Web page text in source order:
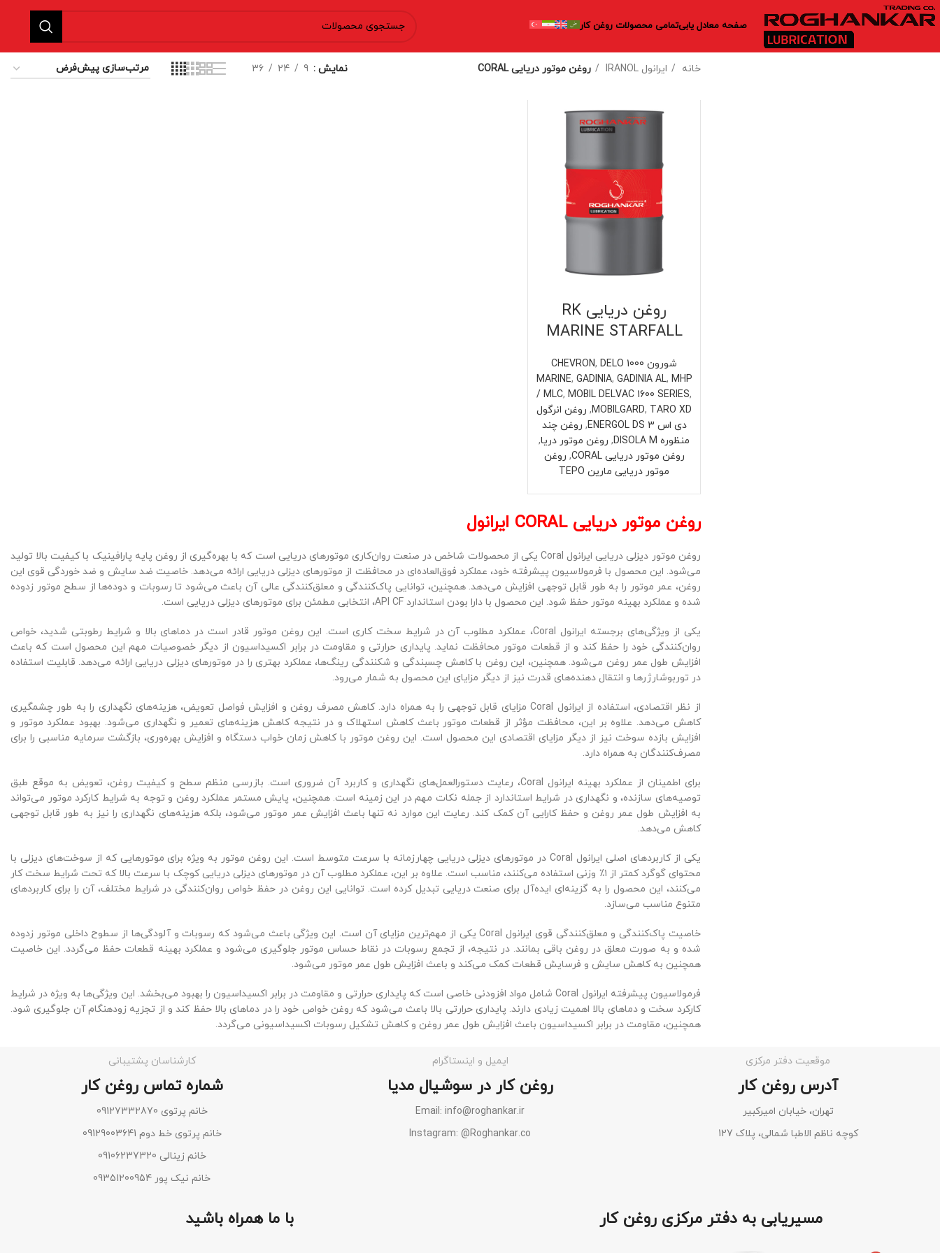
صفحه معادل یابیتمامی محصولات روغن کار
خانه ایرانول IRANOL روغن موتور دریایی CORAL نمایش 9
24
36
روغن دریایی RK
MARINE STARFALL
شورون CHEVRON ,DELO 1000
MARINE, GADINIA, GADINIA AL, MHP
/ MLC,MOBIL DELVAC 1600 SERIES,
MOBILGARD, TARO XD
, روغن انرگول
دی اس ENERGOL DS 3
, روغن چند
منظوره DISOLA M
, روغن موتور دریا,
روغن موتور دریایی CORAL
, روغن
موتور دریایی مارین TEPO
روغن موتور دریایی CORAL ایرانول
روغن موتور دیزلی دریایی ایرانول Coral یکی از محصولات شاخص در صنعت روان‌کاری موتورهای دریایی است که با بهره‌گیری از روغن پایه پارافینیک با کیفیت بالا تولید
می‌شود. این محصول با فرمولاسیون پیشرفته خود، عملکرد فوق‌العاده‌ای در محافظت از موتورهای دیزلی دریایی ارائه می‌دهد. خاصیت ضد سایش و ضد خوردگی قوی این
روغن، عمر موتور را به طور قابل توجهی افزایش می‌دهد. همچنین، توانایی پاک‌کنندگی و معلق‌کنندگی عالی آن باعث می‌شود تا رسوبات و دوده‌ها از سطح موتور زدوده
شده و عملکرد بهینه موتور حفظ شود. این محصول با دارا بودن استاندارد API CF، انتخابی مطمئن برای موتورهای دیزلی دریایی است.
یکی از ویژگی‌های برجسته ایرانول Coral، عملکرد مطلوب آن در شرایط سخت کاری است. این روغن موتور قادر است در دماهای بالا و شرایط رطوبتی شدید، خواص
روان‌کنندگی خود را حفظ کند و از قطعات موتور محافظت نماید. پایداری حرارتی و مقاومت در برابر اکسیداسیون از دیگر خصوصیات مهم این محصول است که باعث
افزایش طول عمر روغن می‌شود. همچنین، این روغن با کاهش چسبندگی و شکنندگی رینگ‌ها، عملکرد بهتری را در موتورهای دیزلی دریایی ارائه می‌دهد. قابلیت استفاده
در توربوشارژرها و انتقال دهنده‌های قدرت نیز از دیگر مزایای این محصول به شمار می‌رود.
از نظر اقتصادی، استفاده از ایرانول Coral مزایای قابل توجهی را به همراه دارد. کاهش مصرف روغن و افزایش فواصل تعویض، هزینه‌های نگهداری را به طور چشمگیری
کاهش می‌دهد. علاوه بر این، محافظت مؤثر از قطعات موتور باعث کاهش استهلاک و در نتیجه کاهش هزینه‌های تعمیر و نگهداری می‌شود. بهبود عملکرد موتور و
افزایش بازده سوخت نیز از دیگر مزایای اقتصادی این محصول است. این روغن موتور با کاهش زمان خواب دستگاه و افزایش بهره‌وری، بازگشت سرمایه مناسبی را برای
مصرف‌کنندگان به همراه دارد.
برای اطمینان از عملکرد بهینه ایرانول Coral، رعایت دستورالعمل‌های نگهداری و کاربرد آن ضروری است. بازرسی منظم سطح و کیفیت روغن، تعویض به موقع طبق
توصیه‌های سازنده، و نگهداری در شرایط استاندارد از جمله نکات مهم در این زمینه است. همچنین، پایش مستمر عملکرد روغن و توجه به شرایط کارکرد موتور می‌تواند
به افزایش طول عمر روغن و حفظ کارایی آن کمک کند. رعایت این موارد نه تنها باعث افزایش عمر موتور می‌شود، بلکه هزینه‌های نگهداری را نیز به طور قابل توجهی
کاهش می‌دهد.
یکی از کاربردهای اصلی ایرانول Coral در موتورهای دیزلی دریایی چهارزمانه با سرعت متوسط است. این روغن موتور به ویژه برای موتورهایی که از سوخت‌های دیزلی با
محتوای گوگرد کمتر از ۱٪ وزنی استفاده می‌کنند، مناسب است. علاوه بر این، عملکرد مطلوب آن در موتورهای دیزلی دریایی کوچک با سرعت بالا که تحت شرایط سخت کار
می‌کنند، این محصول را به گزینه‌ای ایده‌آل برای صنعت دریایی تبدیل کرده است. توانایی این روغن در حفظ خواص روان‌کنندگی در شرایط مختلف، آن را برای کاربردهای
متنوع مناسب می‌سازد.
خاصیت پاک‌کنندگی و معلق‌کنندگی قوی ایرانول Coral یکی از مهم‌ترین مزایای آن است. این ویژگی باعث می‌شود که رسوبات و آلودگی‌ها از سطوح داخلی موتور زدوده
شده و به صورت معلق در روغن باقی بمانند. در نتیجه، از تجمع رسوبات در نقاط حساس موتور جلوگیری می‌شود و عملکرد بهینه قطعات حفظ می‌گردد. این خاصیت
همچنین به کاهش سایش و فرسایش قطعات کمک می‌کند و باعث افزایش طول عمر موتور می‌شود.
فرمولاسیون پیشرفته ایرانول Coral شامل مواد افزودنی خاصی است که پایداری حرارتی و مقاومت در برابر اکسیداسیون را بهبود می‌بخشد. این ویژگی‌ها به ویژه در شرایط
کارکرد سخت و دماهای بالا اهمیت زیادی دارند. پایداری حرارتی بالا باعث می‌شود که روغن خواص خود را در دماهای بالا حفظ کند و از تجزیه زودهنگام آن جلوگیری شود.
همچنین، مقاومت در برابر اکسیداسیون باعث افزایش طول عمر روغن و کاهش تشکیل رسوبات اکسیداسیونی می‌گردد.
موقعیت دفتر مرکزی
آدرس روغن کار
تهران، خیابان امیرکبیر
کوچه ناظم الاطبا شمالی، پلاک 127
ایمیل و اینستاگرام
روغن کار در سوشیال مدیا
Email: info@roghankar.ir
Instagram: @Roghankar.co
کارشناسان پشتیبانی
شماره تماس روغن کار
خانم پرتوی 09127332870
خانم پرتوی خط دوم 09129003641
خانم زینالی 09106237320
خانم نیک پور 09351200954
مسیریابی به دفتر مرکزی روغن کار با ما همراه باشید